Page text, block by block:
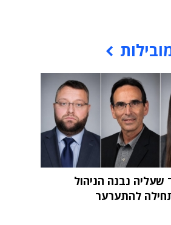
שעליה נבנה הניהול
להתערער